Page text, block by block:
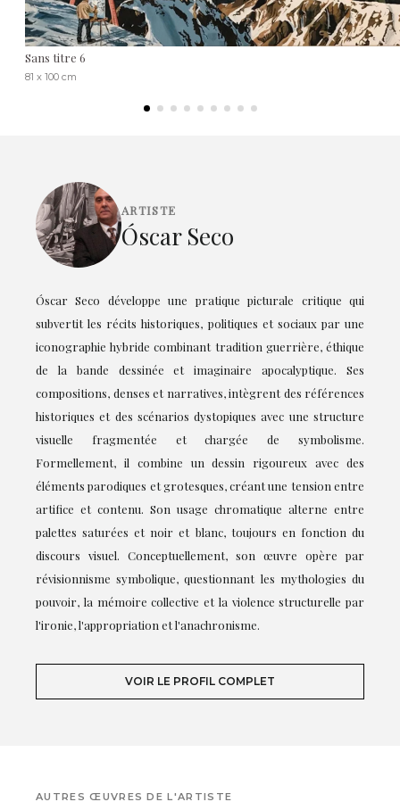
Sans titre 6
81 x 100 cm
ARTISTE
Óscar Seco
Óscar Seco développe une pratique picturale critique qui
subvertit les récits historiques, politiques et sociaux par une
iconographie hybride combinant tradition guerrière, éthique
de la bande dessinée et imaginaire apocalyptique. Ses
compositions, denses et narratives, intègrent des références
historiques et des scénarios dystopiques avec une structure
visuelle fragmentée et chargée de symbolisme.
Formellement, il combine un dessin rigoureux avec des
éléments parodiques et grotesques, créant une tension entre
artifice et contenu. Son usage chromatique alterne entre
palettes saturées et noir et blanc, toujours en fonction du
discours visuel. Conceptuellement, son œuvre opère par
révisionnisme symbolique, questionnant les mythologies du
pouvoir, la mémoire collective et la violence structurelle par
l'ironie, l'appropriation et l'anachronisme.
VOIR LE PROFIL COMPLET
AUTRES ŒUVRES DE L'ARTISTE